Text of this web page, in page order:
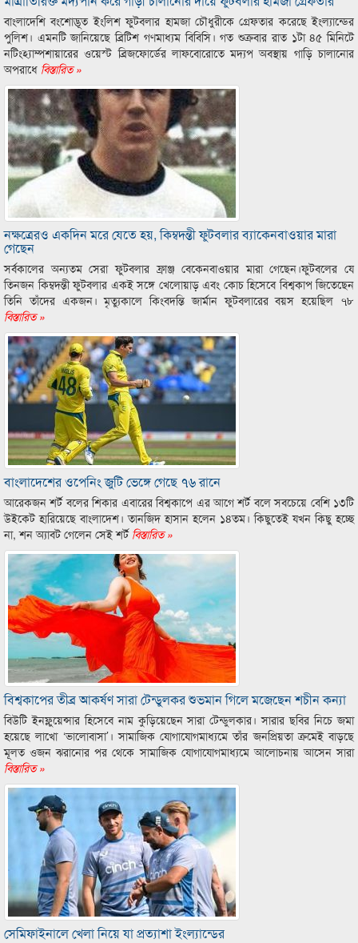
বাংলাদেশি বংশোদ্ভূত ইংলিশ ফুটবলার হামজা চৌধুরীকে গ্রেফতার করেছে ইংল্যান্ডের
পুলিশ। এমনটি জানিয়েছে ব্রিটিশ গণমাধ্যম বিবিসি। গত শুক্রবার রাত ১টা ৪৫ মিনিটে
নটিংহ্যাম্পশায়ারের ওয়েস্ট ব্রিজফোর্ডের লাফবোরোতে মদ্যপ অবস্থায় গাড়ি চালানোর
অপরাধে বিস্তারিত »
নক্ষত্রেরও একদিন মরে যেতে হয়, কিম্বদন্তী ফুটবলার ব্যাকেনবাওয়ার মারা
গেছেন
সর্বকালের অন্যতম সেরা ফুটবলার ফ্রাঞ্জ বেকেনবাওয়ার মারা গেছেন।ফুটবলের যে
তিনজন কিম্বদন্তী ফুটবলার একই সঙ্গে খেলোয়াড় এবং কোচ হিসেবে বিশ্বকাপ জিতেছেন
তিনি তাঁদের একজন। মৃত্যুকালে কিংবদন্তি জার্মান ফুটবলারের বয়স হয়েছিল ৭৮
বিস্তারিত »
বাংলাদেশের ওপেনিং জুটি ভেঙ্গে গেছে ৭৬ রানে
আরেকজন শর্ট বলের শিকার এবারের বিশ্বকাপে এর আগে শর্ট বলে সবচেয়ে বেশি ১৩টি
উইকেট হারিয়েছে বাংলাদেশ। তানজিদ হাসান হলেন ১৪তম। কিছুতেই যখন কিছু হচ্ছে
না, শন অ্যাবট গেলেন সেই শর্টবিস্তারিত »
বিশ্বকাপের তীব্র আকর্ষণ সারা টেন্ডুলকর শুভমান গিলে মজেছেন শচীন কন্যা
বিউটি ইনফ্লুয়েন্সার হিসেবে নাম কুড়িয়েছেন সারা টেন্ডুলকার। সারার ছবির নিচে জমা
হয়েছে লাখো ‘ভালোবাসা’। সামাজিক যোগাযোগমাধ্যমে তাঁর জনপ্রিয়তা ক্রমেই বাড়ছে
মূলত ওজন ঝরানোর পর থেকে সামাজিক যোগাযোগমাধ্যমে আলোচনায় আসেন সারা
বিস্তারিত »
সেমিফাইনালে খেলা নিয়ে যা প্রত্যাশা ইংল্যান্ডের